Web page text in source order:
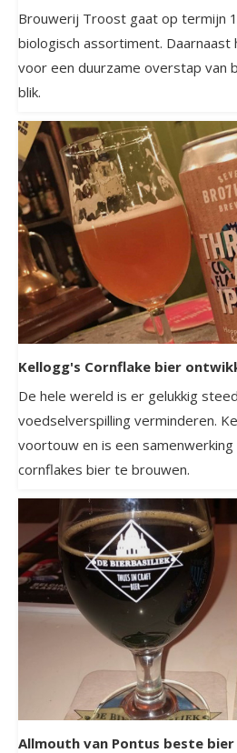
Brouwerij Troost gaat op termijn
biologisch assortiment. Daarnaast
voor een duurzame overstap van
blik.
Kellogg's Cornflake bier
De hele wereld is er gelukkig
voedselverspilling verminderen.
voortouw en is een
cornflakes bier te brouwen.
Allmouth van Pontus beste